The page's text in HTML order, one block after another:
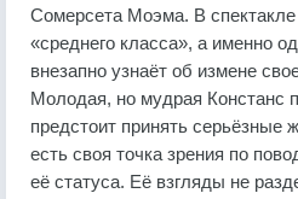
Сомерсета Моэма. В
«среднего класса», а именно
внезапно узнаёт об измене
Молодая, но мудрая Констанс
предстоит принять серьёзные
есть своя точка зрения по
её статуса. Её взгляды не